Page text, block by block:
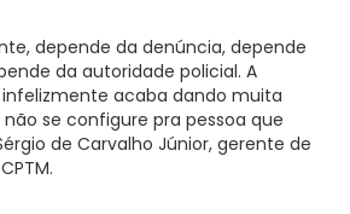
depende da denúncia, depende
da autoridade policial. A
infelizmente acaba dando muita
se configure pra pessoa que
de Carvalho Júnior, gerente de